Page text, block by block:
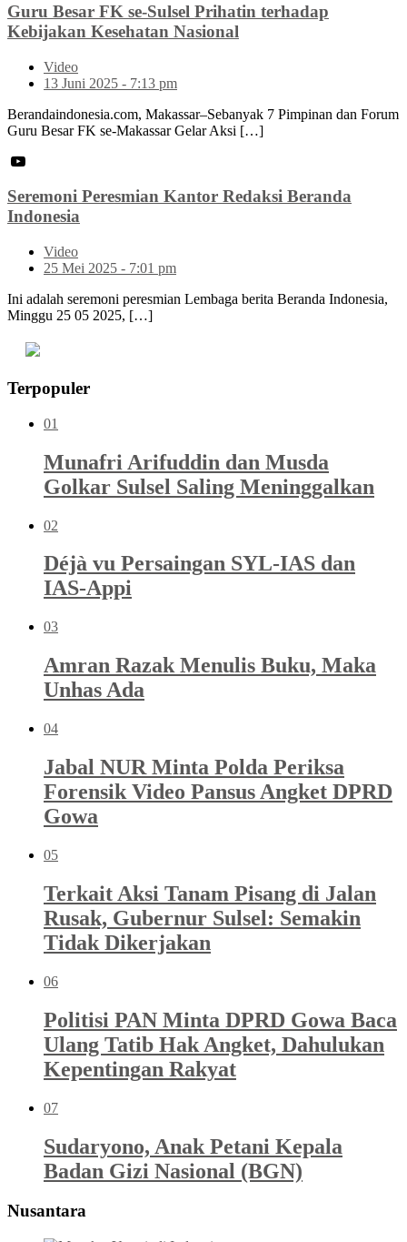
Guru Besar FK se-Sulsel Prihatin terhadap
Kebijakan Kesehatan Nasional
Video
13 Juni 2025 - 7:13 pm
Berandaindonesia.com, Makassar–Sebanyak 7 Pimpinan dan Forum
Guru Besar FK se-Makassar Gelar Aksi […]
Seremoni Peresmian Kantor Redaksi Beranda
Indonesia
Video
25 Mei 2025 - 7:01 pm
Ini adalah seremoni peresmian Lembaga berita Beranda Indonesia,
Minggu 25 05 2025, […]
Terpopuler
01
Munafri Arifuddin dan Musda
Golkar Sulsel Saling Meninggalkan
02
Déjà vu Persaingan SYL-IAS dan
IAS-Appi
03
Amran Razak Menulis Buku, Maka
Unhas Ada
04
Jabal NUR Minta Polda Periksa
Forensik Video Pansus Angket DPRD
Gowa
05
Terkait Aksi Tanam Pisang di Jalan
Rusak, Gubernur Sulsel: Semakin
Tidak Dikerjakan
06
Politisi PAN Minta DPRD Gowa Baca
Ulang Tatib Hak Angket, Dahulukan
Kepentingan Rakyat
07
Sudaryono, Anak Petani Kepala
Badan Gizi Nasional (BGN)
Nusantara